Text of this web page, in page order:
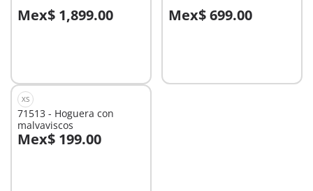
Mex$ 1,899.00
A la cesta Mex$ 699.00
A la cesta
XS
71513 - Hoguera con
malvaviscos
Mex$ 199.00